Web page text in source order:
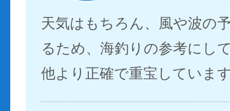
天気はもちろん、風や波の
るため、海釣りの参考にし
他より正確で重宝していま